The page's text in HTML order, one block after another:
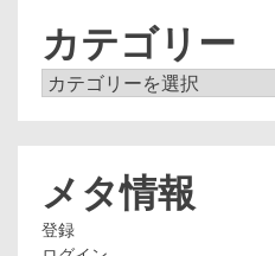
カテゴリー
カ
メタ情報
登録